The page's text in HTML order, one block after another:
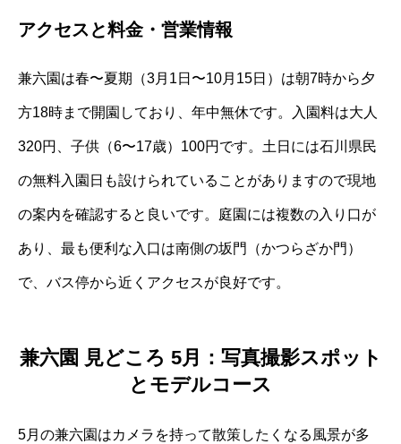
アクセスと料金・営業情報
兼六園は春〜夏期（3月1日〜10月15日）は朝7時から夕
方18時まで開園しており、年中無休です。入園料は大人
320円、子供（6〜17歳）100円です。土日には石川県民
の無料入園日も設けられていることがありますので現地
の案内を確認すると良いです。庭園には複数の入り口が
あり、最も便利な入口は南側の坂門（かつらざか門）
で、バス停から近くアクセスが良好です。
兼六園 見どころ 5月：写真撮影スポット
とモデルコース
5月の兼六園はカメラを持って散策したくなる風景が多